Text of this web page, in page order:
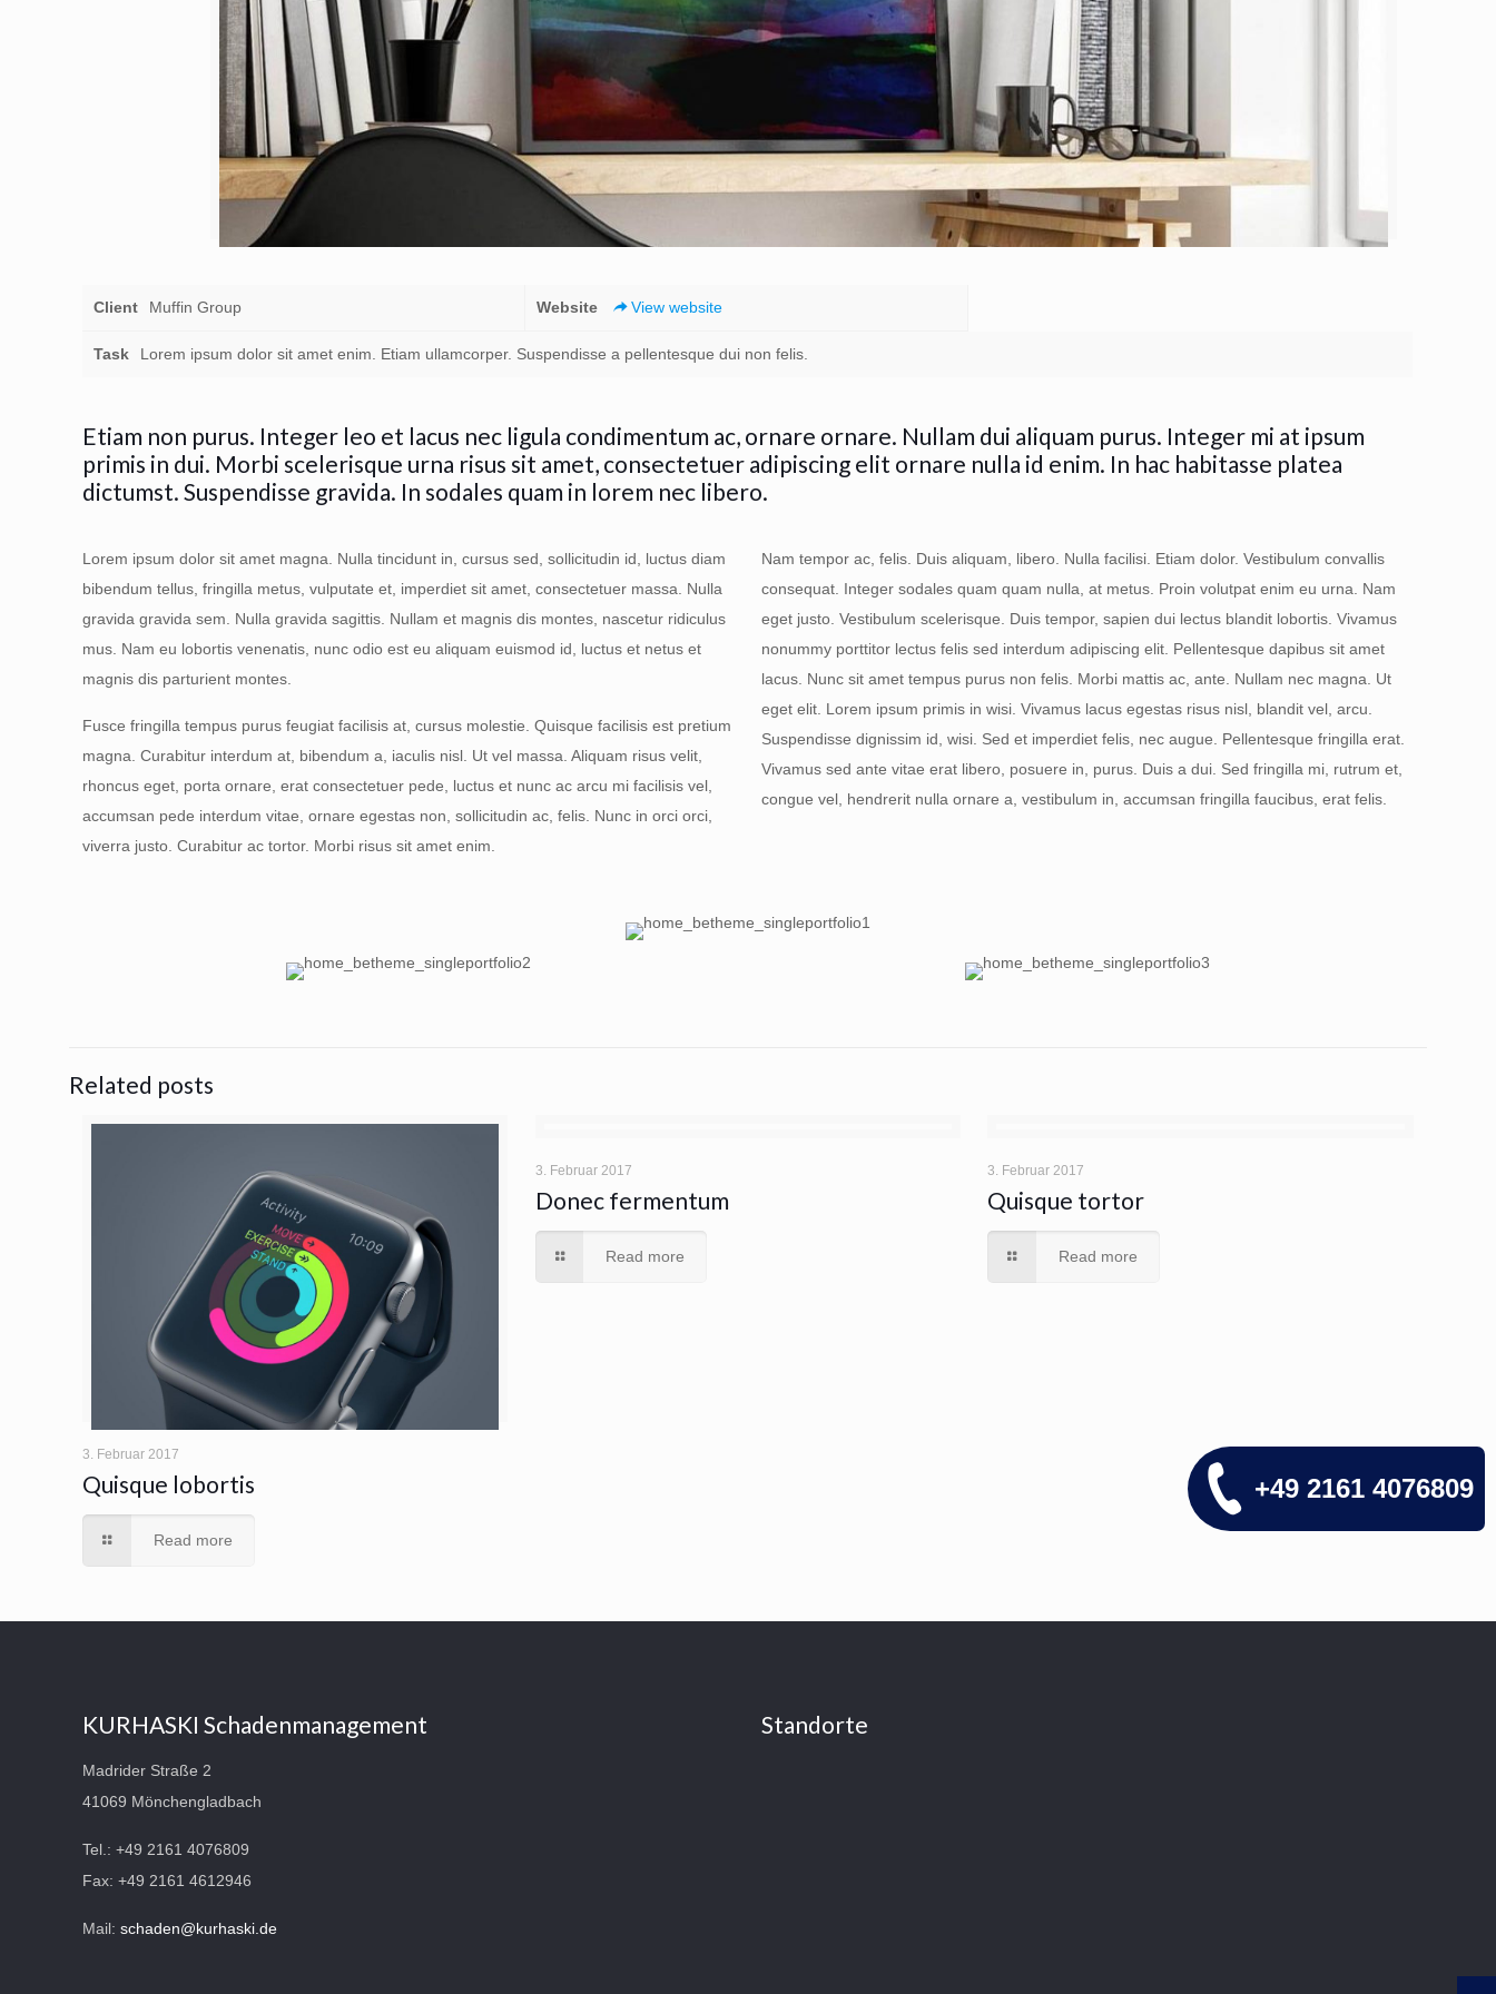
+49 2161 4076809
Client Muffin Group Website View website
Task Lorem ipsum dolor sit amet enim. Etiam ullamcorper. Suspendisse a pellentesque dui non felis.
Etiam non purus. Integer leo et lacus nec ligula condimentum ac, ornare ornare. Nullam dui aliquam purus. Integer mi at ipsum
primis in dui. Morbi scelerisque urna risus sit amet, consectetuer adipiscing elit ornare nulla id enim. In hac habitasse platea
dictumst. Suspendisse gravida. In sodales quam in lorem nec libero.
Lorem ipsum dolor sit amet magna. Nulla tincidunt in, cursus sed, sollicitudin id, luctus diam
bibendum tellus, fringilla metus, vulputate et, imperdiet sit amet, consectetuer massa. Nulla
gravida gravida sem. Nulla gravida sagittis. Nullam et magnis dis montes, nascetur ridiculus
mus. Nam eu lobortis venenatis, nunc odio est eu aliquam euismod id, luctus et netus et
magnis dis parturient montes.
Fusce fringilla tempus purus feugiat facilisis at, cursus molestie. Quisque facilisis est pretium
magna. Curabitur interdum at, bibendum a, iaculis nisl. Ut vel massa. Aliquam risus velit,
rhoncus eget, porta ornare, erat consectetuer pede, luctus et nunc ac arcu mi facilisis vel,
accumsan pede interdum vitae, ornare egestas non, sollicitudin ac, felis. Nunc in orci orci,
viverra justo. Curabitur ac tortor. Morbi risus sit amet enim.
Nam tempor ac, felis. Duis aliquam, libero. Nulla facilisi. Etiam dolor. Vestibulum convallis
consequat. Integer sodales quam quam nulla, at metus. Proin volutpat enim eu urna. Nam
eget justo. Vestibulum scelerisque. Duis tempor, sapien dui lectus blandit lobortis. Vivamus
nonummy porttitor lectus felis sed interdum adipiscing elit. Pellentesque dapibus sit amet
lacus. Nunc sit amet tempus purus non felis. Morbi mattis ac, ante. Nullam nec magna. Ut
eget elit. Lorem ipsum primis in wisi. Vivamus lacus egestas risus nisl, blandit vel, arcu.
Suspendisse dignissim id, wisi. Sed et imperdiet felis, nec augue. Pellentesque fringilla erat.
Vivamus sed ante vitae erat libero, posuere in, purus. Duis a dui. Sed fringilla mi, rutrum et,
congue vel, hendrerit nulla ornare a, vestibulum in, accumsan fringilla faucibus, erat felis.
Related posts
3. Februar 2017
Quisque lobortis
Read more
3. Februar 2017
Donec fermentum
Read more
3. Februar 2017
Quisque tortor
Read more
KURHASKI Schadenmanagement
Madrider Straße 2
41069 Mönchengladbach
Tel.: +49 2161 4076809
Fax: +49 2161 4612946
Mail:schaden@kurhaski.de
Standorte